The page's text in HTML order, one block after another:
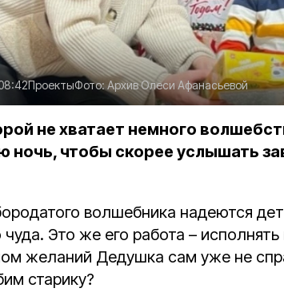
ПроектыФото: Архив Олеси Афанасьевой
не хватает немного
ночь, чтобы скорее услышать
волшебника надеются
Это же его работа –
желаний Дедушка сам уже не
старику?